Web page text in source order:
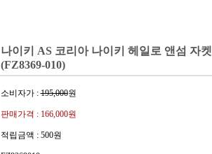
나이키 AS 코리아 나이키 헤일로 앤섬 자켓
(FZ8369-010)
소비자가 :195,000원
판매가격 : 166,000원
적립금액 : 500원